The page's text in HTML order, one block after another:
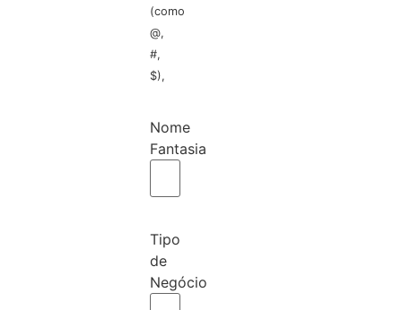
(como
@,
#,
$),
Nome
Fantasia
Tipo
de
Negócio